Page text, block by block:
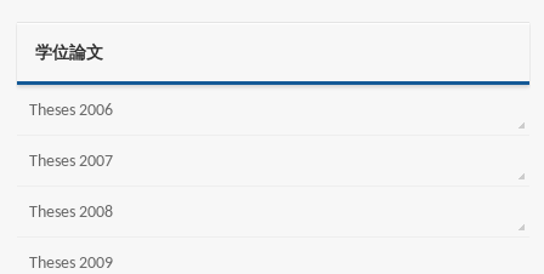
学位論文
Theses 2006
Theses 2007
Theses 2008
Theses 2009